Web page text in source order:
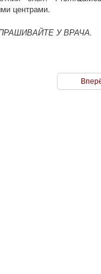
центрами.
У ВРАЧА.